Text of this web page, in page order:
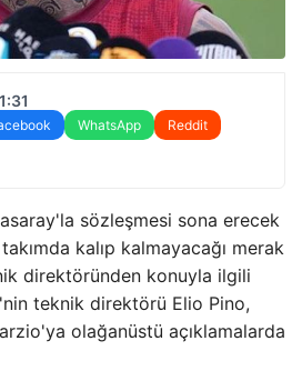
WhatsApp
Reddit
sözleşmesi sona erecek
kalıp kalmayacağı merak
direktöründen konuyla ilgili
teknik direktörü Elio Pino,
olağanüstü açıklamalarda